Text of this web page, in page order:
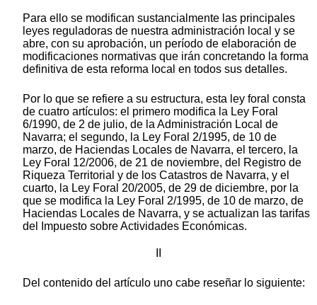
Para ello se modifican sustancialmente las principales
leyes reguladoras de nuestra administración local y se
abre, con su aprobación, un período de elaboración de
modificaciones normativas que irán concretando la forma
definitiva de esta reforma local en todos sus detalles.
Por lo que se refiere a su estructura, esta ley foral consta
de cuatro artículos: el primero modifica la Ley Foral
6/1990, de 2 de julio, de la Administración Local de
Navarra; el segundo, la Ley Foral 2/1995, de 10 de
marzo, de Haciendas Locales de Navarra, el tercero, la
Ley Foral 12/2006, de 21 de noviembre, del Registro de
Riqueza Territorial y de los Catastros de Navarra, y el
cuarto, la Ley Foral 20/2005, de 29 de diciembre, por la
que se modifica la Ley Foral 2/1995, de 10 de marzo, de
Haciendas Locales de Navarra, y se actualizan las tarifas
del Impuesto sobre Actividades Económicas.
Del contenido del artículo uno cabe reseñar lo siguiente: